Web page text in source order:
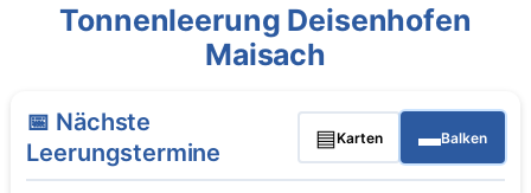
Tonnenleerung Deisenhofen
Maisach
📅 Nächste
Leerungstermine
▤Karten ▬Balken